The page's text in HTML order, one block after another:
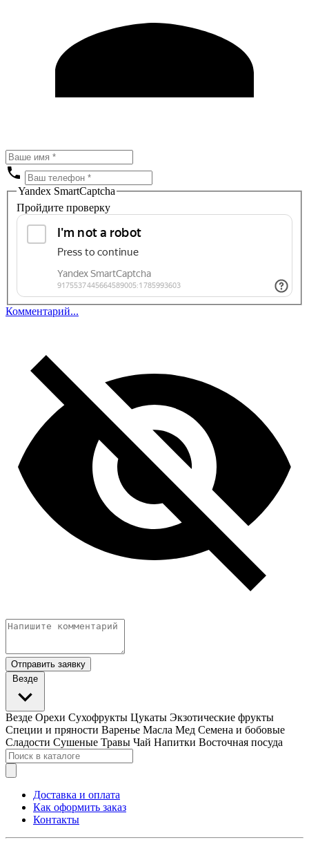
Yandex SmartCaptcha
Пройдите проверку
Комментарий...
Отправить заявку
Везде
Везде Орехи Сухофрукты Цукаты Экзотические фрукты
Специи и пряности Варенье Масла Мед Семена и бобовые
Сладости Сушеные Травы Чай Напитки Восточная посуда
Доставка и оплата
Как оформить заказ
Контакты